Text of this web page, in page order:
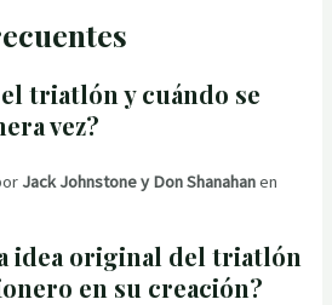
triatlón y cuándo se
vez?
Jack Johnstone y Don Shanahanen
idea original del triatlón
en su creación?